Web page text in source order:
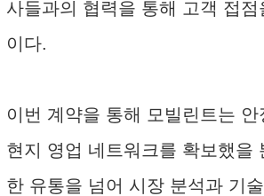
사들과의 협력을 통해 고객 접점
이다.
이번 계약을 통해 모빌린트는
현지 영업 네트워크를 확보했을
한 유통을 넘어 시장 분석과 기